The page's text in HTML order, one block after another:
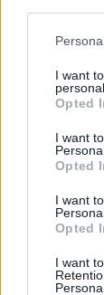
I want
Opted
I want
Opted
I want
Opted
I want
Staran
1